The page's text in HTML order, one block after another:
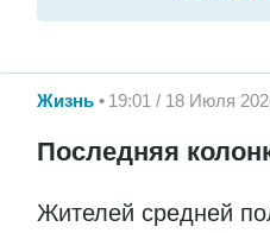
Жизнь 19:01 / 18 Июля
Последняя
Жителей средней